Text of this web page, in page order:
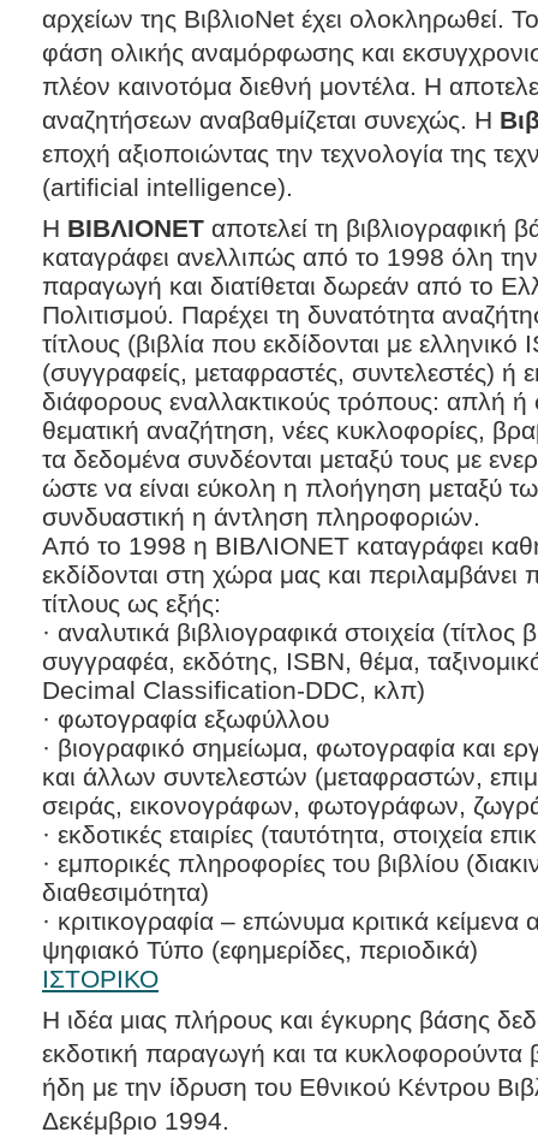
αρχείων της ΒιβλιοNet έχει ολοκληρωθεί.
φάση ολικής αναμόρφωσης και
πλέον καινοτόμα διεθνή μοντέλα. Η
αναζητήσεων αναβαθμίζεται συνεχώς. Η
εποχή αξιοποιώντας την τεχνολογία της
(artificial intelligence).
Η ΒΙΒΛΙΟΝΕΤ αποτελεί τη βιβλιογραφική
καταγράφει ανελλιπώς από το 1998 όλη την
παραγωγή και διατίθεται δωρεάν από το
Πολιτισμού. Παρέχει τη δυνατότητα
τίτλους (βιβλία που εκδίδονται με
(συγγραφείς, μεταφραστές, συντελεστές) ή
διάφορους εναλλακτικούς τρόπους: απλή
θεματική αναζήτηση, νέες κυκλοφορίες,
τα δεδομένα συνδέονται μεταξύ τους με
ώστε να είναι εύκολη η πλοήγηση μεταξύ
συνδυαστική η άντληση πληροφοριών.
Από το 1998 η ΒΙΒΛΙΟΝΕΤ καταγράφει
εκδίδονται στη χώρα μας και περιλαμβάνει
τίτλους ως εξής:
· αναλυτικά βιβλιογραφικά στοιχεία (τίτλος
συγγραφέα, εκδότης, ISBN, θέμα,
Decimal Classification-DDC, κλπ)
· φωτογραφία εξωφύλλου
· βιογραφικό σημείωμα, φωτογραφία και
και άλλων συντελεστών (μεταφραστών,
σειράς, εικονογράφων, φωτογράφων,
· εκδοτικές εταιρίες (ταυτότητα, στοιχεία
· εμπορικές πληροφορίες του βιβλίου
διαθεσιμότητα)
· κριτικογραφία – επώνυμα κριτικά
ψηφιακό Τύπο (εφημερίδες, περιοδικά)
ΙΣΤΟΡΙΚΟ
Η ιδέα μιας πλήρους και έγκυρης βάσης
εκδοτική παραγωγή και τα κυκλοφορούντα
ήδη με την ίδρυση του Εθνικού Κέντρου
Δεκέμβριο 1994.